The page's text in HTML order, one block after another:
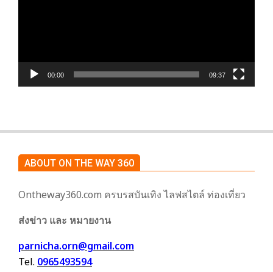
00:00 09:37
ABOUT ON THE WAY 360
Ontheway360.com ครบรสบันเทิง ไลฟสไตล์ ท่องเที่ยว
ส่งข่าว และ หมายงาน
parnicha.orn@gmail.com
Tel. 0965493594